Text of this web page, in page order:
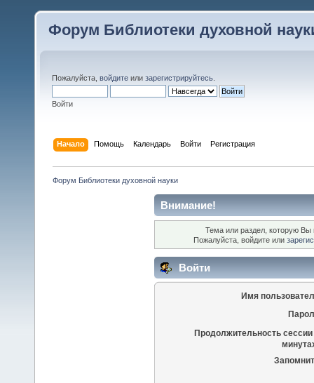
Форум Библиотеки духовной
Пожалуйста, войдите или зарегистрируйтесь
Войти
Начало Помощь Календарь Войти Регистрация
Форум Библиотеки духовной науки
Внимание!
Тема или раздел, которую Вы
Пожалуйста, войдите или
Войти
Имя
Продолжительность сессии